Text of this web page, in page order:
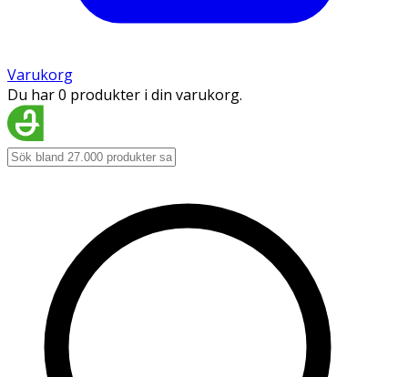
Varukorg
Du har 0 produkter i din varukorg.